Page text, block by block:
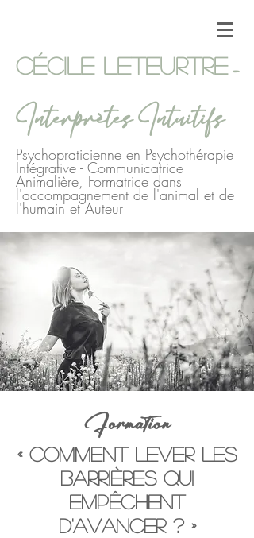
Cécile Leteurtre -
Interprètes Intuitifs
Psychopraticienne en Psychothérapie
Intégrative - Communicatrice
Animalière, Formatrice dans
l'accompagnement de l'animal et de
l'humain et Auteur
Formation
«Comment lever les
barrières qui
empêchent
d'avancer ? »